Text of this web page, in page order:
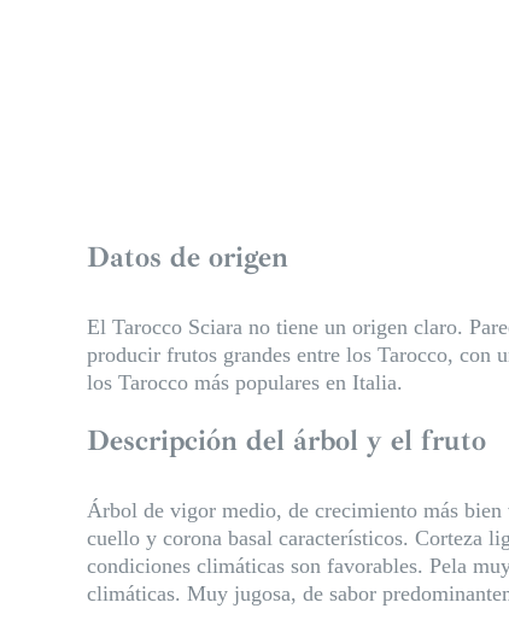
Datos de origen
El Tarocco Sciara no tiene un origen claro.
producir frutos grandes entre los Tarocco, con
los Tarocco más populares en Italia.
Descripción del árbol y el fruto
Árbol de vigor medio, de crecimiento más
cuello y corona basal característicos. Corteza
condiciones climáticas son favorables. Pela
climáticas. Muy jugosa, de sabor